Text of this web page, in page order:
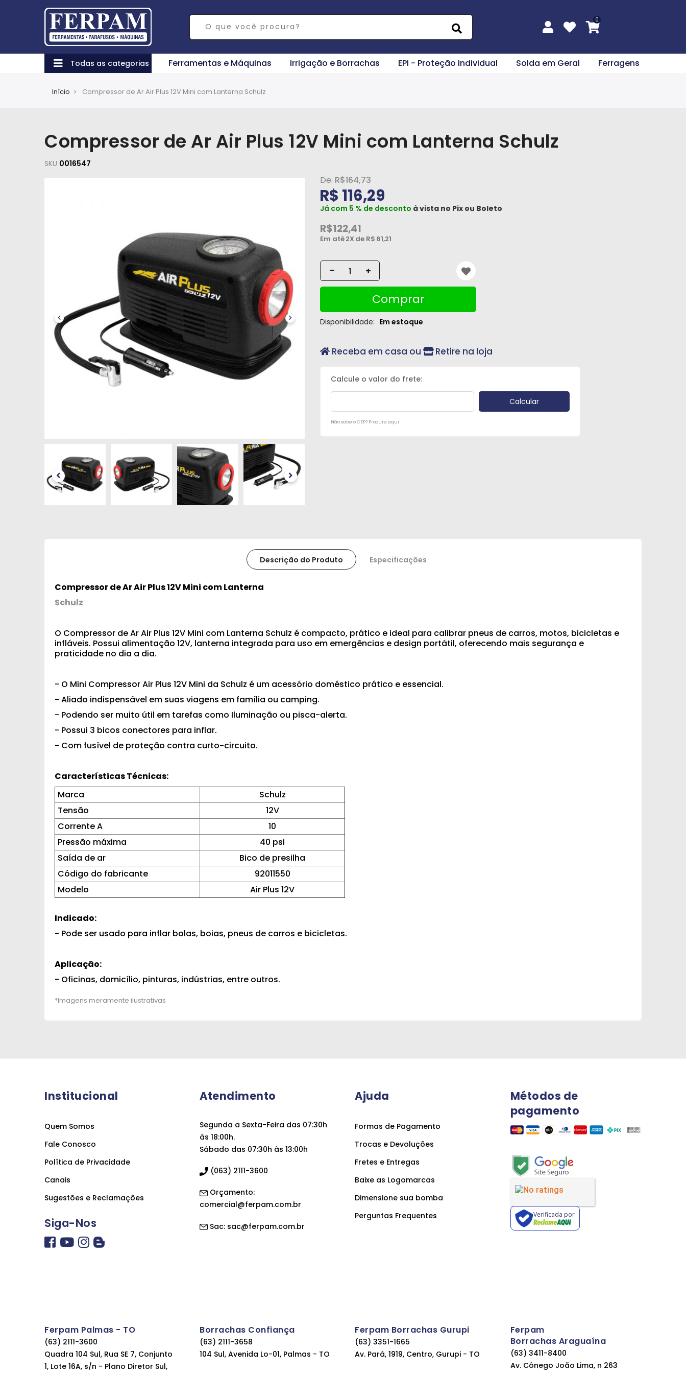
Todas as categorias Ferramentas e Máquinas Irrigação e Borrachas EPI - Proteção Individual Solda em Geral Ferragens
Início Compressor de Ar Air Plus 12V Mini com Lanterna Schulz
Compressor de Ar Air Plus 12V Mini com Lanterna Schulz
SKU 0016547
R$164,73
R$ 116,29
Já com 5 % de desconto à vista no Pix ou Boleto
R$122,41
Em até2X de R$ 61,21
- +
Comprar
Disponibilidade: Em estoque
Receba em casa ou Retire na loja
Não sabe o CEP? Procure aqui
Descrição do Produto Especificações
Compressor de Ar Air Plus 12V Mini com Lanterna
Schulz
O Compressor de Ar Air Plus 12V Mini com Lanterna Schulz é compacto, prático e ideal para calibrar pneus de carros, motos, bicicletas e
infláveis. Possui alimentação 12V, lanterna integrada para uso em emergências e design portátil, oferecendo mais segurança e
praticidade no dia a dia.
- O Mini Compressor Air Plus 12V Mini da Schulz é um acessório doméstico prático e essencial.
- Aliado indispensável em suas viagens em família ou camping.
- Podendo ser muito útil em tarefas como Iluminação ou pisca-alerta.
- Possui 3 bicos conectores para inflar.
- Com fusível de proteção contra curto-circuito.
Características Técnicas:
Marca
Schulz
Tensão
12V
Corrente A
10
Pressão máxima
40 psi
Saída de ar
Bico de presilha
Código do fabricante
92011550
Modelo
Air Plus 12V
Indicado:
- Pode ser usado para inflar bolas, boias, pneus de carros e bicicletas.
Aplicação:
- Oficinas, domicílio, pinturas, indústrias, entre outros.
Institucional
Quem Somos
Fale Conosco
Política de Privacidade
Canais
Sugestões e Reclamações
Siga-Nos
Atendimento
Segunda a Sexta-Feira das 07:30h
às 18:00h.
Sábado das 07:30h às 13:00h
(063) 2111-3600
Orçamento:
comercial@ferpam.com.br
Sac: sac@ferpam.com.br
Ajuda
Formas de Pagamento
Trocas e Devoluções
Fretes e Entregas
Baixe as Logomarcas
Dimensione sua bomba
Perguntas Frequentes
Métodos de
pagamento
Verificada por
Ferpam Palmas - TO
(63) 2111-3600
Quadra 104 Sul, Rua SE 7, Conjunto
1, Lote 16A, s/n - Plano Diretor Sul,
Borrachas Confiança
(63) 2111-3658
104 Sul, Avenida Lo-01, Palmas - TO
Ferpam Borrachas Gurupi
(63) 3351-1665
Av. Pará, 1919, Centro, Gurupi - TO
Ferpam
Borrachas Araguaína
(63) 3411-8400
Av. Cônego João Lima, n 263